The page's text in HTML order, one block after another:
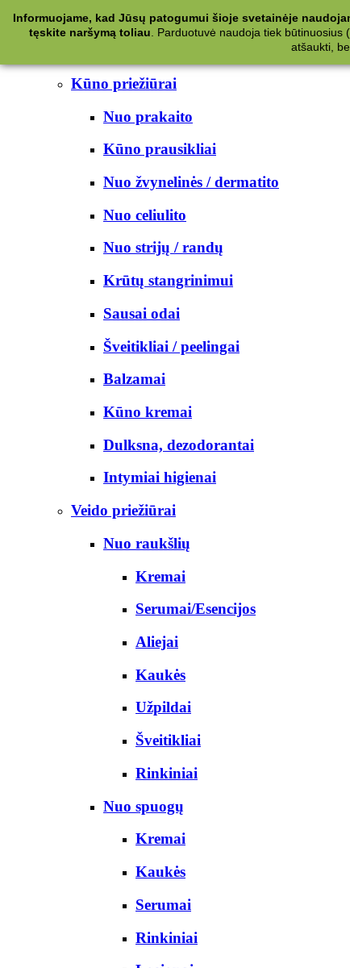
Kategorijos
Kūno priežiūrai
Nuo prakaito
Kūno prausikliai
Nuo žvynelinės / dermatito
Nuo celiulito
Nuo strijų / randų
Krūtų stangrinimui
Sausai odai
Šveitikliai / peelingai
Balzamai
Kūno kremai
Dulksna, dezodorantai
Intymiai higienai
Veido priežiūrai
Nuo raukšlių
Kremai
Serumai/Esencijos
Aliejai
Kaukės
Užpildai
Šveitikliai
Rinkiniai
Nuo spuogų
Kremai
Kaukės
Serumai
Rinkiniai
Informuojame, kad Jūsų patogumui šioje svetainėje
tęskite naršymą toliau
Parduotuvė naudoja tiek būtinuosius
atšaukti,